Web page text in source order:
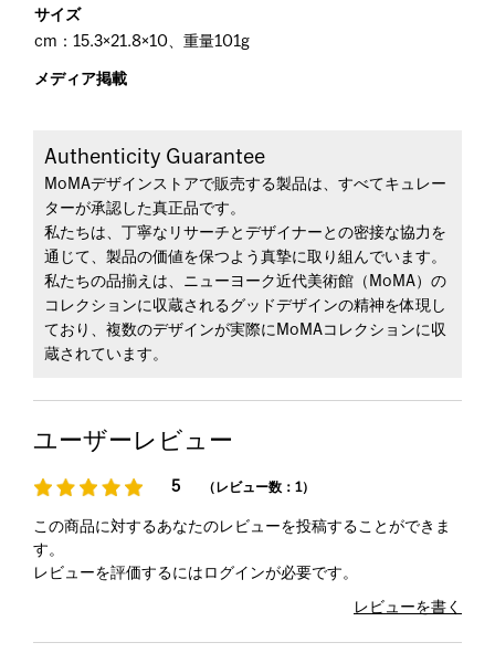
サイズ
cm：15.3×21.8×10、重量101g
メディア掲載
Authenticity Guarantee
MoMAデザインストアで販売する製品は、すべてキュレー
ターが承認した真正品です。
私たちは、丁寧なリサーチとデザイナーとの密接な協力を
通じて、製品の価値を保つよう真摯に取り組んでいます。
私たちの品揃えは、ニューヨーク近代美術館（MoMA）の
コレクションに収蔵されるグッドデザインの精神を体現し
ており、複数のデザインが実際にMoMAコレクションに収
蔵されています。
ユーザーレビュー
5 （レビュー数：1）
この商品に対するあなたのレビューを投稿することができま
す。
レビューを評価するには ログインが必要です。
レビューを書く